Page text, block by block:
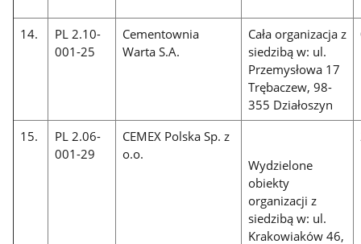
14.
PL 2.10-
001-25
Cementownia
Warta S.A.
Cała organizacja z
siedzibą w: ul.
Przemysłowa 17
Trębaczew, 98-
355 Działoszyn
15.
PL 2.06-
001-29
CEMEX Polska Sp. z
o.o.
Wydzielone
obiekty
organizacji z
siedzibą w: ul.
Krakowiaków 46,